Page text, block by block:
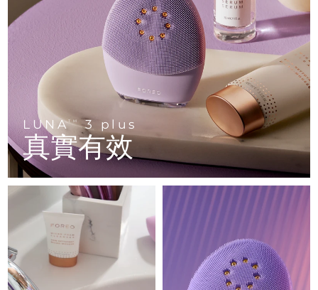
LUNATM 3 plus
真實有效
PEACH™ 2 go
Travel-friendly IPL hair removal
PEACH™ Cooling Prep Gel
Cooling IPL hair removal gel
SUPERCHARGED™ serum
Firming body serum
ESPADA™ 2
Acne treatment device
ESPADA™ Blemish Solution
Concentrated acne gel
ESPADA™ 設備
All acne treatment devices
IRIS™ 2
Rejuvenating eye massager
眼部護膚
Advanced eye care treatment
眼部護理設備
All revitalizing eye massagers
毛孔護理
KIWI™ derma
Diamond microdermabrasion .
KIWI™
Blackhead remover
KIWI™ 皮肤护理
Advanced pore care essentials
護發
LUNA™ 4 hair
2-in-1 LED scalp massager
FLIP™ play advanced
LED light hairbrush
LUNA™ Dual-Peptide Scalp
Serum
For healthy hair
牙齒美白
NEW
issa™ Teeth Whitening Set
Dual LED + sonic device & 18% PAP gel
issa™ Teeth Whitening Gel
18% PAP
更多的
護膚品
中國香港特別行政區 預計送達日期 8/9/26
預計送達日期8/8/26
冰島 預計送達日期
預計送達日期8/6/26
愛爾蘭 預計送達日期8/8/26
曼島 預計送達日期8/10/26
以色列
義大利 預計送達日期8/8/26
日本 預計送達日期8/11/26